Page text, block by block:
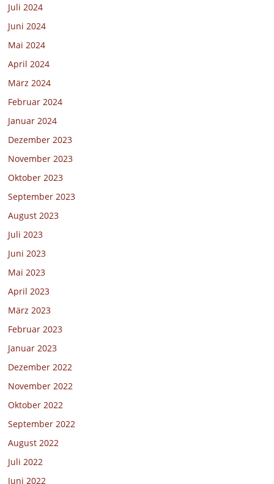
Juli 2024
Juni 2024
Mai 2024
April 2024
März 2024
Februar 2024
Januar 2024
Dezember 2023
November 2023
Oktober 2023
September 2023
August 2023
Juli 2023
Juni 2023
Mai 2023
April 2023
März 2023
Februar 2023
Januar 2023
Dezember 2022
November 2022
Oktober 2022
September 2022
August 2022
Juli 2022
Juni 2022